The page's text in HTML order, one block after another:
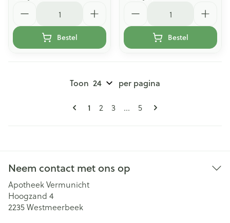
Bestel Bestel
Pagina's
U lees momenteel pagina
1 Pagina
2 Pagina
3 ... Pagina
5
Toon per pagina
Neem contact met ons op
Apotheek Vermunicht
Hoogzand 4
2235Westmeerbeek